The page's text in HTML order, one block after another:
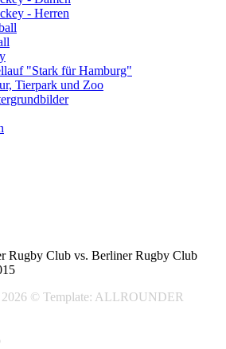
- Herren
"Stark für Hamburg"
Tierpark und Zoo
Rugby Club vs. Berliner Rugby Club
© Template: ALLROUNDER